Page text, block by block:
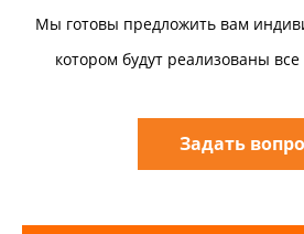
Мы готовы предложить вам
котором будут реализованы
Задать